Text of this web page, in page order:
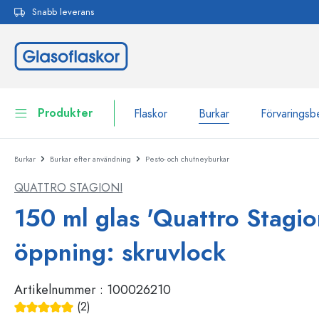
Hoppa till huvudnavigering
Snabb leverans
Produkter Flaskor Burkar
Flaskor
Förvaringsbehållare
Porslin
Behållare för kosmetika
Till kategori Flaskor
WECK-flaskor
Burkar Burkar efter användning Pesto- och chutneyburkar
QUATTRO STAGIONI
150 ml glas 'Quattro
öppning: skruvlock
Artikelnummer : 100026210
(2)